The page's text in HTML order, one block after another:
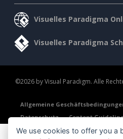
Visuelles Paradigma
Visuelles Paradigma
©2026 by Visual Paradigm. Alle
Allgemeine
Datenschutz
Content
We use cookies to offer you a